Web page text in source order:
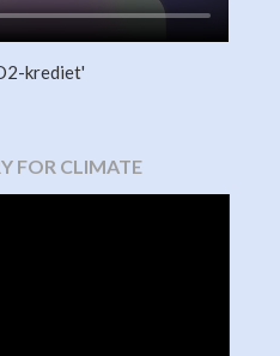
krediet'
FOR CLIMATE